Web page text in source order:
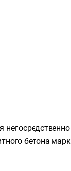
непосредственно
бетона